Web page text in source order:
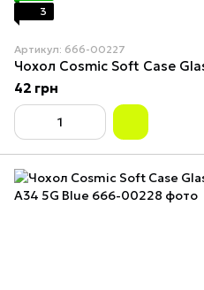
3
Артикул: 666-00227
42 грн